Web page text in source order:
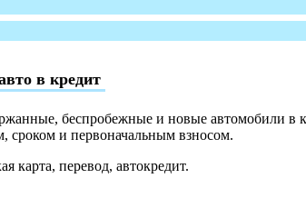
в кредит
беспробежные и новые автомобили в
и первоначальным взносом.
карта, перевод, автокредит.